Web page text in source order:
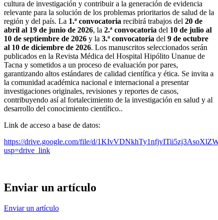
cultura de investigación y contribuir a la generación de evidencia
relevante para la solución de los problemas prioritarios de salud de la
región y del país. La 1.ª convocatoria recibirá trabajos del 20 de
abril al 19 de junio de 2026, la 2.ª convocatoria del 10 de julio al
10 de septiembre de 2026 y la 3.ª convocatoria del 9 de octubre
al 10 de diciembre de 2026. Los manuscritos seleccionados serán
publicados en la Revista Médica del Hospital Hipólito Unanue de
Tacna y sometidos a un proceso de evaluación por pares,
garantizando altos estándares de calidad científica y ética. Se invita a
la comunidad académica nacional e internacional a presentar
investigaciones originales, revisiones y reportes de casos,
contribuyendo así al fortalecimiento de la investigación en salud y al
desarrollo del conocimiento científico..
Link de acceso a base de datos:
https://drive.google.com/file/d/
usp=drive_link
Enviar un artículo
Enviar un artículo